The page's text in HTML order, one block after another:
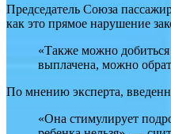
Председатель Союза
как это прямое нарушение
«Также можно
выплачена, можно
По мнению эксперта,
«Она стимулирует